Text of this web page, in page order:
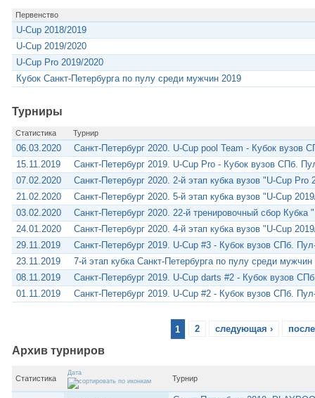
Первенство
U-Cup 2018/2019
U-Cup 2019/2020
U-Cup Pro 2019/2020
Кубок Санкт-Петербурга по пулу среди мужчин 2019
Турниры
Статистика Турнир
06.03.2020
Санкт-Петербург 2020. U-Cup pool Team - Кубок вузов
15.11.2019
Санкт-Петербург 2019. U-Cup Pro - Кубок вузов СПб.
07.02.2020
Санкт-Петербург 2020. 2-й этап кубка вузов "U-Cup Pro
21.02.2020
Санкт-Петербург 2020. 5-й этап кубка вузов "U-Cup
03.02.2020
Санкт-Петербург 2020. 22-й тренировочный сбор Кубка
24.01.2020
Санкт-Петербург 2020. 4-й этап кубка вузов "U-Cup
29.11.2019
Санкт-Петербург 2019. U-Cup #3 - Кубок вузов СПб.
23.11.2019
7-й этап кубка Санкт-Петербурга по пулу среди мужчин
08.11.2019
Санкт-Петербург 2019. U-Cup darts #2 - Кубок вузов
01.11.2019
Санкт-Петербург 2019. U-Cup #2 - Кубок вузов СПб.
1 2 следующая ›
Архив турниров
Статистика
Дата
Турнир